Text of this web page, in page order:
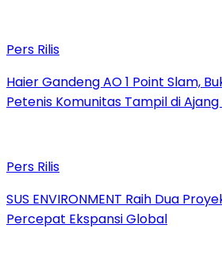
Pers Rilis
Haier Gandeng AO 1 Point Slam,
Petenis Komunitas Tampil di
Pers Rilis
SUS ENVIRONMENT Raih Dua
Percepat Ekspansi Global